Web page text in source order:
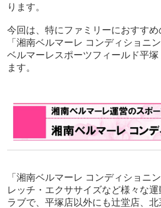
ります。
今回は、特にファミリーにおすす
「湘南ベルマーレ コンディショニ
ベルマーレスポーツフィールド平
ます。
「湘南ベルマーレ コンディショニ
レッチ・エクササイズなど様々な
ラブで、平塚店以外にも辻堂店、